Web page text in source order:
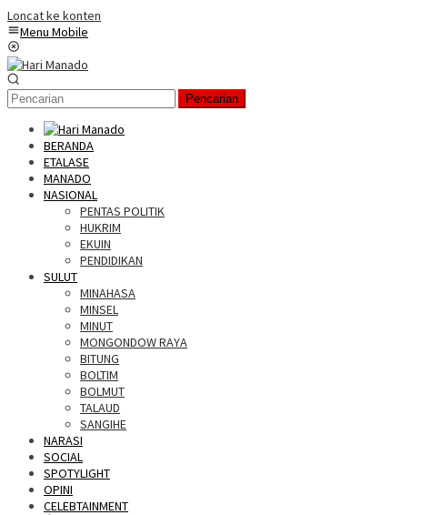
Loncat ke konten
Menu Mobile
Pencarian
BERANDA
ETALASE
MANADO
NASIONAL
PENTAS POLITIK
HUKRIM
EKUIN
PENDIDIKAN
SULUT
MINAHASA
MINSEL
MINUT
MONGONDOW RAYA
BITUNG
BOLTIM
BOLMUT
TALAUD
SANGIHE
NARASI
SOCIAL
SPOTYLIGHT
OPINI
CELEBTAINMENT